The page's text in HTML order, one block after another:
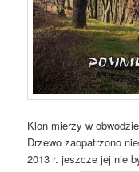
Klon mierzy w
Drzewo zaopatrzono
2013 r. jeszcze jej nie